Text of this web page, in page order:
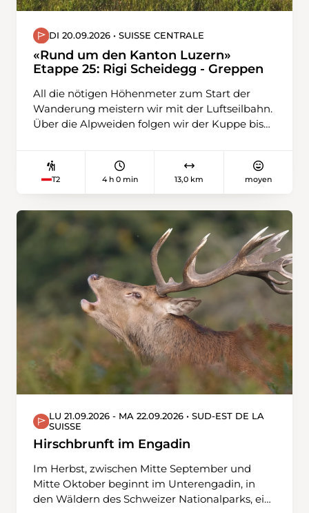
DI 20.09.2026 • SUISSE CENTRALE
«Rund um den Kanton Luzern»
Etappe 25: Rigi Scheidegg - Greppen
All die nötigen Höhenmeter zum Start der
Wanderung meistern wir mit der Luftseilbahn.
Über die Alpweiden folgen wir der Kuppe bis
der Rigi, mal auf der Südseite auf dem
aussichtsreichen Felsenweg. Nach dem
über den Grat ab zum Chänzeli und über
Waldwege und Alpweiden nach Greppen.
T2 4 h 0 min 13,0 km moyen
LU 21.09.2026 - MA 22.09.2026 • SUD-EST DE LA
SUISSE
Hirschbrunft im Engadin
Im Herbst, zwischen Mitte September und
Mitte Oktober beginnt im Unterengadin, in
den Wäldern des Schweizer Nationalparks, ein